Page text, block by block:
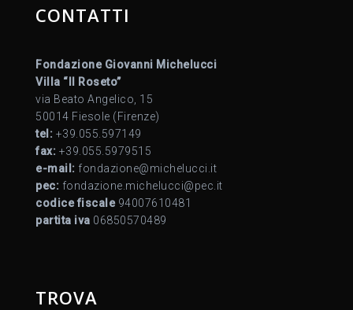
CONTATTI
Fondazione Giovanni Michelucci
Villa “Il Roseto”
via Beato Angelico, 15
50014 Fiesole (Firenze)
tel: +39.055.597149
fax: +39.055.5979515
e-mail: fondazione@michelucci.it
pec: fondazione.michelucci@pec.it
codice fiscale94007610481
partita iva 06850570489
TROVA